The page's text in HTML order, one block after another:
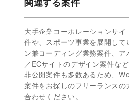
関連する案件
大手企業コーポレーションサイ
件や、スポーツ事業を展開して
ン兼コーディング業務案件、
／ECサイトのデザイン案件など
非公開案件も多数あるため、
案件をお探しのフリーランスの
合わせください。